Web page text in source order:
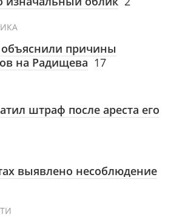
объяснили причины
на Радищева 17
штраф после ареста его
выявлено несоблюдение